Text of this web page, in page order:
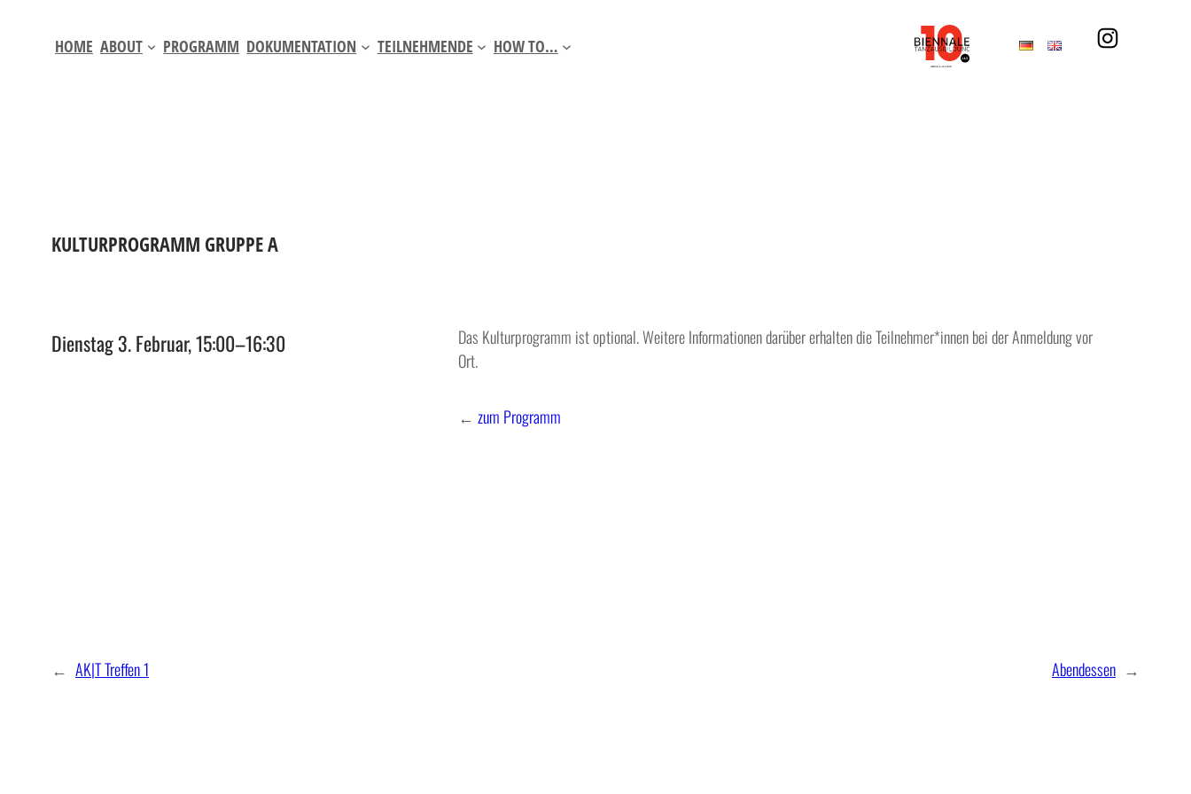
HOME ABOUT PROGRAMM DOKUMENTATION TEILNEHMENDE HOW TO…
KULTURPROGRAMM GRUPPE A
Dienstag 3. Februar, 15:00–16:30
Das Kulturprogramm ist optional. Weitere Informationen darüber erhalten die Teilnehmer*innen bei der Anmeldung vor
Ort.
←zum Programm
← AK|T Treffen 1 Abendessen →